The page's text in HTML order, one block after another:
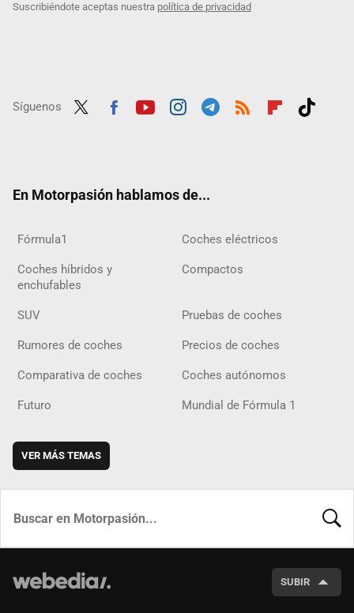
Suscribiéndote aceptas nuestra política de privacidad
Síguenos
En Motorpasión hablamos de...
Fórmula1 Coches eléctricos
Coches híbridos y
enchufables
Compactos
SUV Pruebas de coches
Rumores de coches Precios de coches
Comparativa de coches Coches autónomos
Futuro Mundial de Fórmula 1
VER MÁS TEMAS
SUBIR